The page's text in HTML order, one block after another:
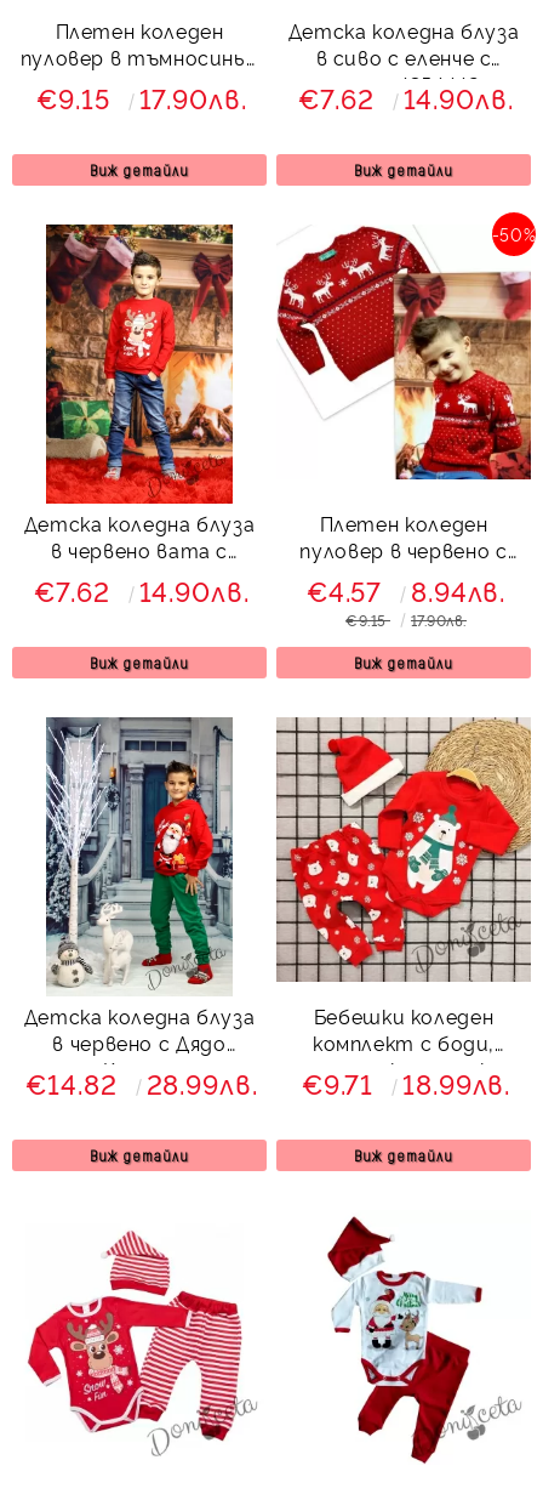
Плетен коледен
пуловер в тъмносиньо
с еленче
€9.15 17.90лв.
Виж детайли
Детска коледна блуза
в сиво с еленче с
шалче 4354442
€7.62 14.90лв.
Виж детайли
Детска коледна блуза
в червено вата с
еленче с шалче за
момче
€7.62 14.90лв.
Виж детайли
Плетен коледен
пуловер в червено с
еленчета
-50%
€4.57 8.94лв.
€9.15 17.90лв.
Виж детайли
Детска коледна блуза
в червено с Дядо
Коледа
€14.82 28.99лв.
Виж детайли
Бебешки коледен
комплект с боди,
панталонки и шапка с
мечок в червено
€9.71 18.99лв.
Виж детайли